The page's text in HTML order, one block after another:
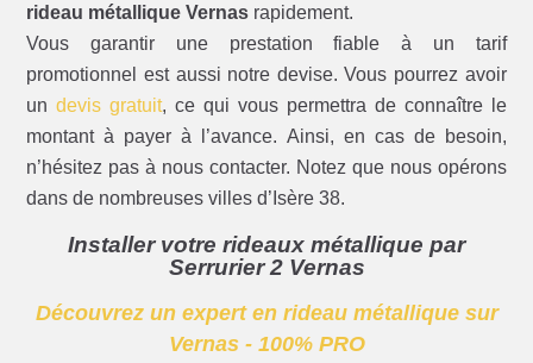
rideau métallique Vernas rapidement.
Vous garantir une prestation fiable à un tarif
promotionnel est aussi notre devise. Vous pourrez avoir
undevis gratuit, ce qui vous permettra de connaître le
montant à payer à l’avance. Ainsi, en cas de besoin,
n’hésitez pas à nous contacter. Notez que nous opérons
dans de nombreuses villes d’Isère 38.
Installer votre rideaux métallique par
Serrurier 2 Vernas
Découvrez un expert en rideau métallique sur
Vernas - 100% PRO